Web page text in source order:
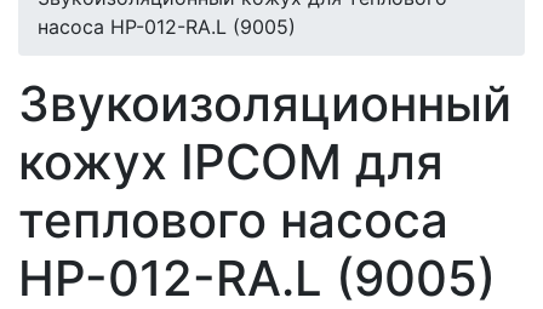
насоса HP-012-RA.L (9005)
Звукоизоляционный
кожух IPCOM для
теплового насоса
HP-012-RA.L (9005)